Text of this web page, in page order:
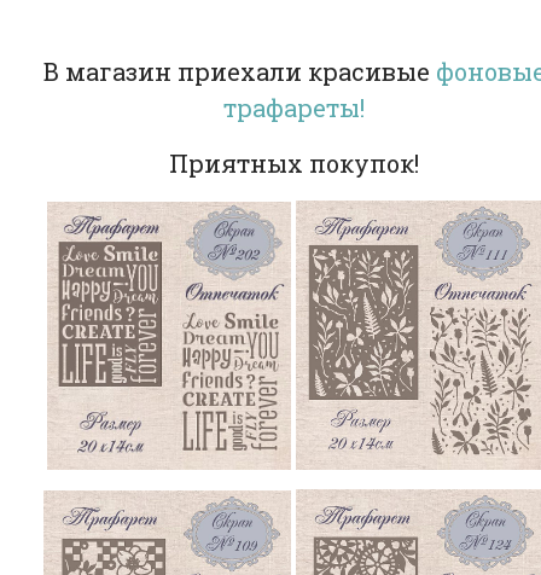
В магазин приехали красивые
трафареты!
Приятных покупок!